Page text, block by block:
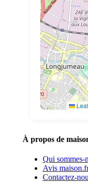
À propos de
Qui sommes-
Avis
Contactez-